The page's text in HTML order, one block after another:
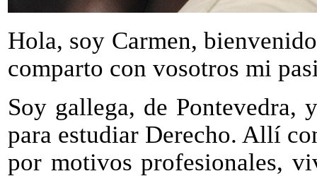
Hola, soy Carmen,
comparto con vosotros mi
Soy gallega, de Pontevedra,
para estudiar Derecho. Allí
por motivos profesionales,